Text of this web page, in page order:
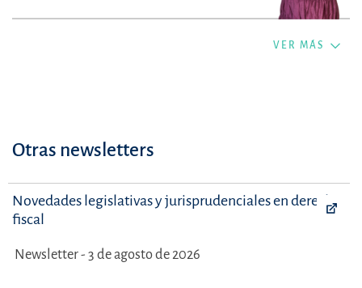
VER MÁS
Otras newsletters
Novedades legislativas y jurisprudenciales en derecho
fiscal
Newsletter - 3 de agosto de 2026